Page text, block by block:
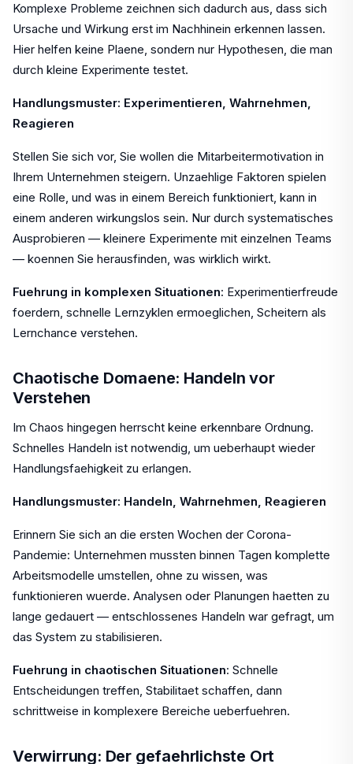
Komplexe Probleme zeichnen sich dadurch aus, dass sich
Ursache und Wirkung erst im Nachhinein erkennen lassen.
Hier helfen keine Plaene, sondern nur Hypothesen, die man
durch kleine Experimente testet.
Handlungsmuster: Experimentieren, Wahrnehmen,
Reagieren
Stellen Sie sich vor, Sie wollen die Mitarbeitermotivation in
Ihrem Unternehmen steigern. Unzaehlige Faktoren spielen
eine Rolle, und was in einem Bereich funktioniert, kann in
einem anderen wirkungslos sein. Nur durch systematisches
Ausprobieren — kleinere Experimente mit einzelnen Teams
— koennen Sie herausfinden, was wirklich wirkt.
Fuehrung in komplexen Situationen: Experimentierfreude
foerdern, schnelle Lernzyklen ermoeglichen, Scheitern als
Lernchance verstehen.
Chaotische Domaene: Handeln vor
Verstehen
Im Chaos hingegen herrscht keine erkennbare Ordnung.
Schnelles Handeln ist notwendig, um ueberhaupt wieder
Handlungsfaehigkeit zu erlangen.
Handlungsmuster: Handeln, Wahrnehmen, Reagieren
Erinnern Sie sich an die ersten Wochen der Corona-
Pandemie: Unternehmen mussten binnen Tagen komplette
Arbeitsmodelle umstellen, ohne zu wissen, was
funktionieren wuerde. Analysen oder Planungen haetten zu
lange gedauert — entschlossenes Handeln war gefragt, um
das System zu stabilisieren.
Fuehrung in chaotischen Situationen: Schnelle
Entscheidungen treffen, Stabilitaet schaffen, dann
schrittweise in komplexere Bereiche ueberfuehren.
Verwirrung: Der gefaehrlichste Ort